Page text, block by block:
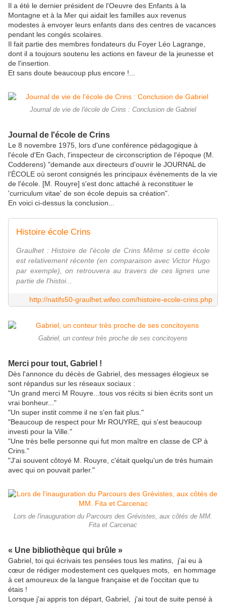
Il a été le dernier président de l'Oeuvre des Enfants à la
Montagne et à la Mer qui aidait les familles aux revenus
modestes à envoyer leurs enfants dans des centres de vacances
pendant les congés scolaires.
Il fait partie des membres fondateurs du Foyer Léo Lagrange,
dont il a toujours soutenu les actions en faveur de la jeunesse et
de l'insertion.
Et sans doute beaucoup plus encore !...
Journal de vie de l'école de Crins : Conclusion de Gabriel
Journal de l'école de Crins
Le 8 novembre 1975, lors d'une conférence pédagogique à
l'école d'En Gach, l'inspecteur de circonscription de l'époque (M.
Codderens) "demande aux directeurs d'ouvrir le JOURNAL de
l'ÉCOLE où seront consignés les principaux évènements de la vie
de l'école. [M. Rouyre] s'est donc attaché à reconstituer le
'curriculum vitae' de son école depuis sa création".
En voici ci-dessus la conclusion...
Histoire école Crins
Graulhet : Histoire de l'école de Crins Même si cette école
est relativement récente (en comparaison avec Victor Hugo
par exemple), on retrouvera au travers de ces lignes une
partie de l'histoi...
http://natifs50-graulhet.wifeo.com/histoire-ecole-crins.php
Gabriel, un conteur très proche de ses concitoyens
Merci pour tout, Gabriel !
Dès l'annonce du décès de Gabriel, des messages élogieux se
sont répandus sur les réseaux sociaux :
"Un grand merci M Rouyre...tous vos récits si bien écrits sont un
vrai bonheur..."
"Un super instit comme il ne s'en fait plus."
"Beaucoup de respect pour Mr ROUYRE, qui s'est beaucoup
investi pour la Ville."
"Une très belle personne qui fut mon maître en classe de CP à
Crins."
"J'ai souvent côtoyé M. Rouyre, c'était quelqu'un de très humain
avec qui on pouvait parler."
Lors de l'inauguration du Parcours des Grévistes, aux côtés de MM.
Fita et Carcenac
« Une bibliothèque qui brûle »
Gabriel, toi qui écrivais tes pensées tous les matins, j'ai eu à
cœur de rédiger modestement ces quelques mots, en hommage
à cet amoureux de la langue française et de l'occitan que tu
étais !
Lorsque j'ai appris ton départ, Gabriel, j'ai tout de suite pensé à